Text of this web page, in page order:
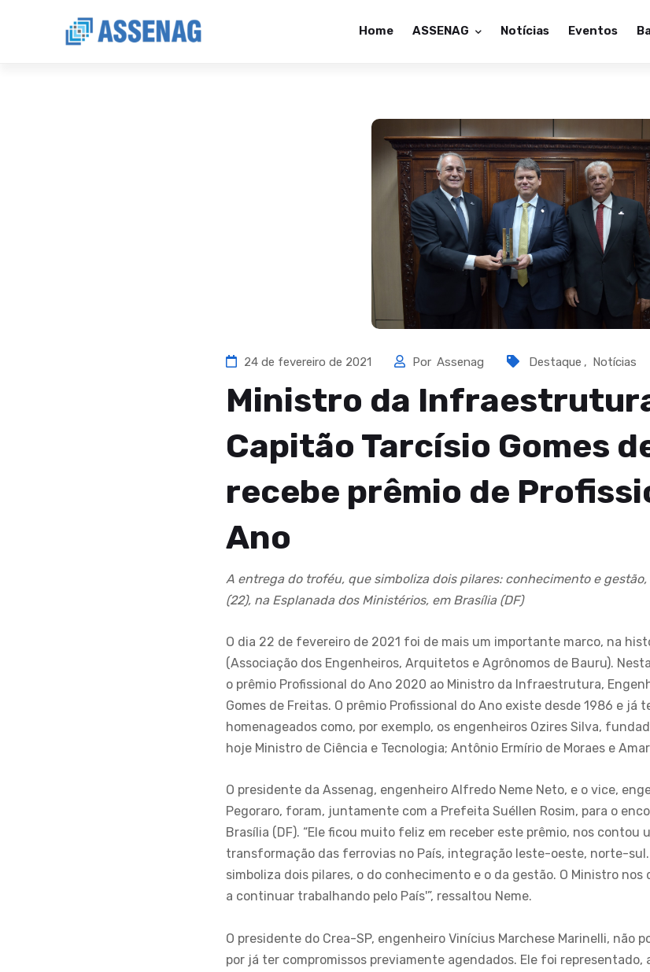
Home ASSENAG Notícias Eventos
24 de fevereiro de 2021 Por Assenag Destaque , Notícias
Ministro da
Capitão Tarcísio Gomes
recebe prêmio de
Ano
A entrega do troféu, que simboliza dois pilares: conhecimento e
(22), na Esplanada dos Ministérios, em Brasília (DF)
O dia 22 de fevereiro de 2021 foi de mais um importante marco, na
(Associação dos Engenheiros, Arquitetos e Agrônomos de Bauru).
o prêmio Profissional do Ano 2020 ao Ministro da Infraestrutura,
Gomes de Freitas. O prêmio Profissional do Ano existe desde 1986 e já
homenageados como, por exemplo, os engenheiros Ozires Silva,
hoje Ministro de Ciência e Tecnologia; Antônio Ermírio de Moraes e
O presidente da Assenag, engenheiro Alfredo Neme Neto, e o vice,
Pegoraro, foram, juntamente com a Prefeita Suéllen Rosim, para o
Brasília (DF). “Ele ficou muito feliz em receber este prêmio, nos contou
transformação das ferrovias no País, integração leste-oeste, norte-
simboliza dois pilares, o do conhecimento e o da gestão. O Ministro nos
a continuar trabalhando pelo País'”, ressaltou Neme.
O presidente do Crea-SP, engenheiro Vinícius Marchese Marinelli, não
por já ter compromissos previamente agendados. Ele foi representado,